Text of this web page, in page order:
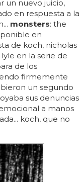
un nuevo juicio,
en respuesta a la
monsters: the
en
de koch, nicholas
en la serie de
de los
firmemente
un segundo
sus denuncias
a manos
koch, que no